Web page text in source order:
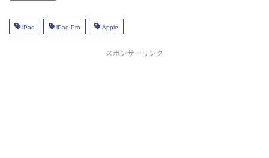
iPad iPad Pro Apple
スポンサーリンク